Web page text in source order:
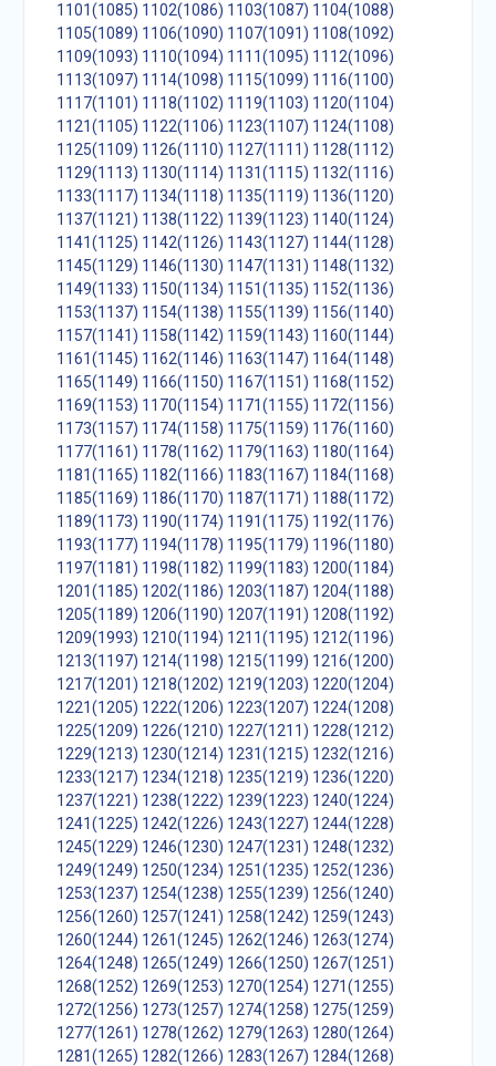
1101(1085) 1102(1086) 1103(1087) 1104(1088)
1105(1089) 1106(1090) 1107(1091) 1108(1092)
1109(1093) 1110(1094) 1111(1095) 1112(1096)
1113(1097) 1114(1098) 1115(1099) 1116(1100)
1117(1101) 1118(1102) 1119(1103) 1120(1104)
1121(1105) 1122(1106) 1123(1107) 1124(1108)
1125(1109) 1126(1110) 1127(1111) 1128(1112)
1129(1113) 1130(1114) 1131(1115) 1132(1116)
1133(1117) 1134(1118) 1135(1119) 1136(1120)
1137(1121) 1138(1122) 1139(1123) 1140(1124)
1141(1125) 1142(1126) 1143(1127) 1144(1128)
1145(1129) 1146(1130) 1147(1131) 1148(1132)
1149(1133) 1150(1134) 1151(1135) 1152(1136)
1153(1137) 1154(1138) 1155(1139) 1156(1140)
1157(1141) 1158(1142) 1159(1143) 1160(1144)
1161(1145) 1162(1146) 1163(1147) 1164(1148)
1165(1149) 1166(1150) 1167(1151) 1168(1152)
1169(1153) 1170(1154) 1171(1155) 1172(1156)
1173(1157) 1174(1158) 1175(1159) 1176(1160)
1177(1161) 1178(1162) 1179(1163) 1180(1164)
1181(1165) 1182(1166) 1183(1167) 1184(1168)
1185(1169) 1186(1170) 1187(1171) 1188(1172)
1189(1173) 1190(1174) 1191(1175) 1192(1176)
1193(1177) 1194(1178) 1195(1179) 1196(1180)
1197(1181) 1198(1182) 1199(1183) 1200(1184)
1201(1185) 1202(1186) 1203(1187) 1204(1188)
1205(1189) 1206(1190) 1207(1191) 1208(1192)
1209(1993) 1210(1194) 1211(1195) 1212(1196)
1213(1197) 1214(1198) 1215(1199) 1216(1200)
1217(1201) 1218(1202) 1219(1203) 1220(1204)
1221(1205) 1222(1206) 1223(1207) 1224(1208)
1225(1209) 1226(1210) 1227(1211) 1228(1212)
1229(1213) 1230(1214) 1231(1215) 1232(1216)
1233(1217) 1234(1218) 1235(1219) 1236(1220)
1237(1221) 1238(1222) 1239(1223) 1240(1224)
1241(1225) 1242(1226) 1243(1227) 1244(1228)
1245(1229) 1246(1230) 1247(1231) 1248(1232)
1249(1249) 1250(1234) 1251(1235) 1252(1236)
1253(1237) 1254(1238) 1255(1239) 1256(1240)
1256(1260) 1257(1241) 1258(1242) 1259(1243)
1260(1244) 1261(1245) 1262(1246) 1263(1274)
1264(1248) 1265(1249) 1266(1250) 1267(1251)
1268(1252) 1269(1253) 1270(1254) 1271(1255)
1272(1256) 1273(1257) 1274(1258) 1275(1259)
1277(1261) 1278(1262) 1279(1263) 1280(1264)
1281(1265) 1282(1266) 1283(1267) 1284(1268)